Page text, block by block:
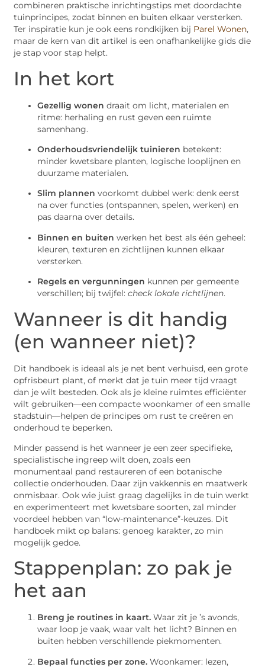
combineren praktische inrichtingstips met doordachte
tuinprincipes, zodat binnen en buiten elkaar versterken.
Ter inspiratie kun je ook eens rondkijken bij Parel Wonen,
maar de kern van dit artikel is een onafhankelijke gids die
je stap voor stap helpt.
In het kort
Gezellig wonen draait om licht, materialen en
ritme: herhaling en rust geven een ruimte
samenhang.
Onderhoudsvriendelijk tuinieren betekent:
minder kwetsbare planten, logische looplijnen en
duurzame materialen.
Slim plannen voorkomt dubbel werk: denk eerst
na over functies (ontspannen, spelen, werken) en
pas daarna over details.
Binnen en buiten werken het best als één geheel:
kleuren, texturen en zichtlijnen kunnen elkaar
versterken.
Regels en vergunningen kunnen per gemeente
verschillen; bij twijfel:check lokale richtlijnen.
Wanneer is dit handig
(en wanneer niet)?
Dit handboek is ideaal als je net bent verhuisd, een grote
opfrisbeurt plant, of merkt dat je tuin meer tijd vraagt
dan je wilt besteden. Ook als je kleine ruimtes efficiënter
wilt gebruiken—een compacte woonkamer of een smalle
stadstuin—helpen de principes om rust te creëren en
onderhoud te beperken.
Minder passend is het wanneer je een zeer specifieke,
specialistische ingreep wilt doen, zoals een
monumentaal pand restaureren of een botanische
collectie onderhouden. Daar zijn vakkennis en maatwerk
onmisbaar. Ook wie juist graag dagelijks in de tuin werkt
en experimenteert met kwetsbare soorten, zal minder
voordeel hebben van “low-maintenance”-keuzes. Dit
handboek mikt op balans: genoeg karakter, zo min
mogelijk gedoe.
Stappenplan: zo pak je
het aan
Breng je routines in kaart. Waar zit je ’s avonds,
waar loop je vaak, waar valt het licht? Binnen en
buiten hebben verschillende piekmomenten.
Bepaal functies per zone. Woonkamer: lezen,